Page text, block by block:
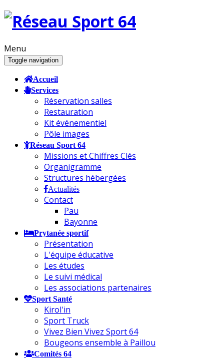
Menu
Toggle navigation
Accueil
Services
Réservation salles
Restauration
Kit événementiel
Pôle images
Réseau Sport 64
Missions et Chiffres Clés
Organigramme
Structures hébergées
Actualités
Contact
Pau
Bayonne
Prytanée sportif
Présentation
L'équipe éducative
Les études
Le suivi médical
Les associations partenaires
Sport Santé
Kirol'in
Sport Truck
Vivez Bien Vivez Sport 64
Bougeons ensemble à Paillou
Comités 64